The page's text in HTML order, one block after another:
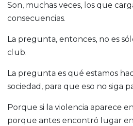
Son, muchas veces, los que
consecuencias.
La pregunta, entonces, no es
club.
La pregunta es qué estamos
sociedad, para que eso no siga
Porque si la violencia aparece
porque antes encontró lugar